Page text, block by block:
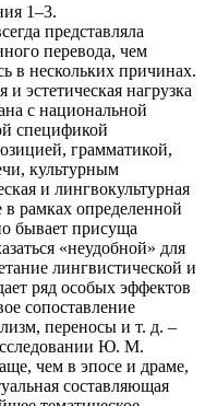
1–3.
представляла
перевода, чем
в нескольких причинах.
эстетическая нагрузка
с национальной
спецификой
грамматикой,
культурным
и лингвокультурная
рамках определенной
бывает присуща
«неудобной» для
лингвистической и
ряд особых эффектов
сопоставление
переносы и т. д. –
Ю. М.
чем в эпосе и драме,
составляющая